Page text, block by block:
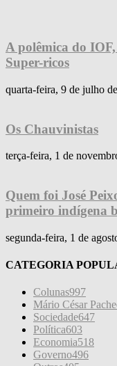
A polêmica do
Super-ricos
quarta-feira, 9 de julho
Os Chauvinistas
terça-feira, 1 de
Quem foi José
primeiro indígena
segunda-feira, 1 de
CATEGORIA
Colunas997
Mário César
Sociedade647
Política603
Economia518
Governo496